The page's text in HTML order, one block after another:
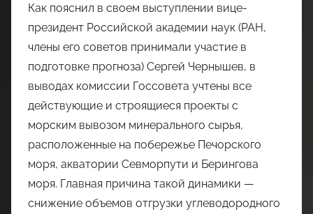
Как пояснил в своем выступлении вице-
президент Российской академии наук (РАН,
члены его советов принимали участие в
подготовке прогноза) Сергей Чернышев, в
выводах комиссии Госсовета учтены все
действующие и строящиеся проекты с
морским вывозом минерального сырья,
расположенные на побережье Печорского
моря, акватории Севморпути и Берингова
моря. Главная причина такой динамики —
снижение объемов отгрузки углеводородного